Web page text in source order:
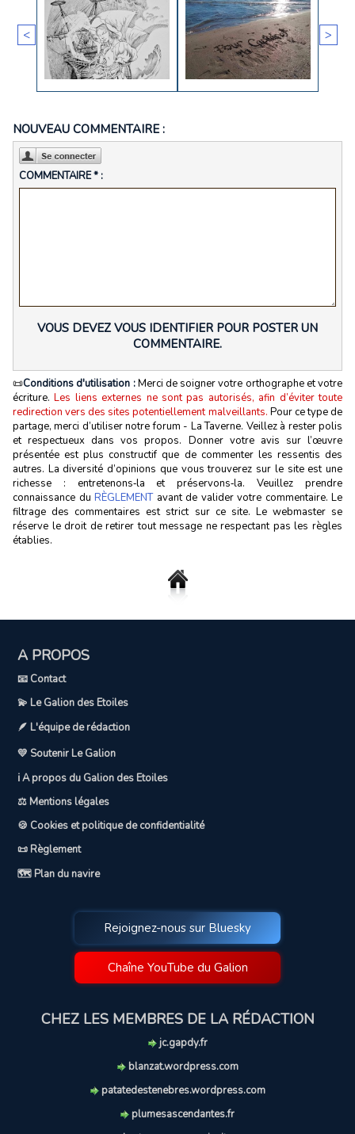
< >
NOUVEAU COMMENTAIRE :
COMMENTAIRE * :
VOUS DEVEZ VOUS IDENTIFIER POUR POSTER UN
COMMENTAIRE.
📜Conditions d'utilisation :Merci de soigner votre orthographe et votre
écriture.Les liens externes ne sont pas autorisés, afin d’éviter toute
redirection vers des sites potentiellement malveillants. Pour ce type de
partage, merci d’utiliser notre forum - La Taverne. Veillez à rester polis
et respectueux dans vos propos. Donner votre avis sur l’œuvre
présentée est plus constructif que de commenter les ressentis des
autres. La diversité d’opinions que vous trouverez sur le site est une
richesse : entretenons‑la et préservons‑la. Veuillez prendre
connaissance du RÈGLEMENTavant de valider votre commentaire. Le
filtrage des commentaires est strict sur ce site. Le webmaster se
réserve le droit de retirer tout message ne respectant pas les règles
établies.
A PROPOS
📧 Contact
💫 Le Galion des Etoiles
🪶 L'équipe de rédaction
💛 Soutenir Le Galion
ℹ️ A propos du Galion des Etoiles
⚖️ Mentions légales
🍪 Cookies et politique de confidentialité
📜 Règlement
🗺️ Plan du navire
Rejoignez-nous sur Bluesky
Chaîne YouTube du Galion
CHEZ LES MEMBRES DE LA RÉDACTION
jc.gapdy.fr
blanzat.wordpress.com
patatedestenebres.wordpress.com
plumesascendantes.fr